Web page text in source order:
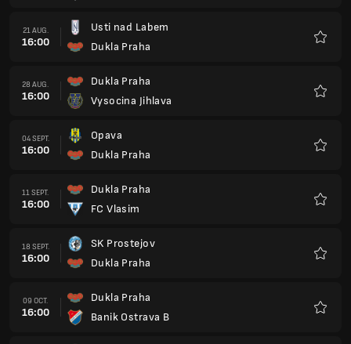
21 AUG.
16:00
Usti nad Labem
Dukla Praha
28 AUG.
16:00
Dukla Praha
Vysocina Jihlava
04 SEPT.
16:00
Opava
Dukla Praha
11 SEPT.
16:00
Dukla Praha
FC Vlasim
18 SEPT.
16:00
SK Prostejov
Dukla Praha
09 OCT.
16:00
Dukla Praha
Banik Ostrava B